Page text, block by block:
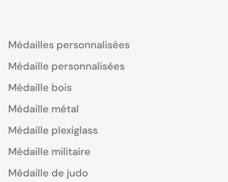
Médailles personnalisées
Médaille personnalisées
Médaille bois
Médaille métal
Médaille plexiglass
Médaille militaire
Médaille de judo